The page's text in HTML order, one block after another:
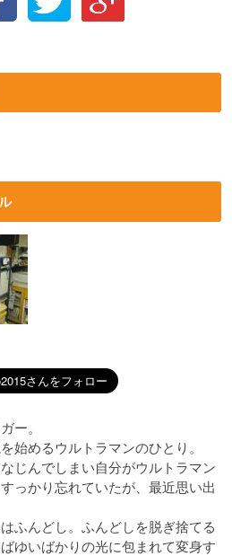
ー。
始めるウルトラマンのひとり。
じんでしまい自分がウルトラマン
っかり忘れていたが、最近思い出
ふんどし。ふんどしを脱ぎ捨てる
ゆいばかりの光に包まれて変身す